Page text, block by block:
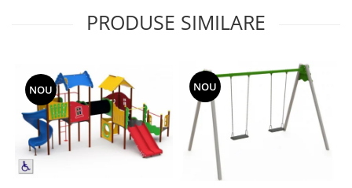
PRODUSE SIMILARE
NOU NOU